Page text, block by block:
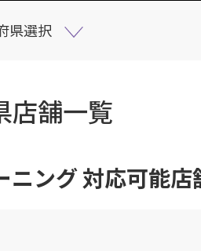
県選択
店舗一覧
ニング 対応可能店